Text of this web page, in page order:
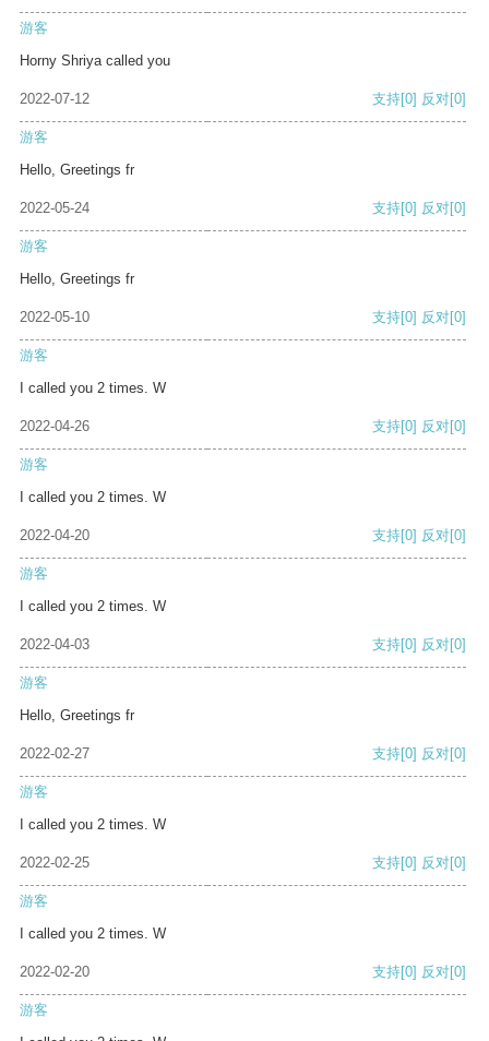
游客
Horny Shriya called you
2022-07-12 支持[0] 反对[0]
游客
Hello, Greetings fr
2022-05-24 支持[0] 反对[0]
游客
Hello, Greetings fr
2022-05-10 支持[0] 反对[0]
游客
I called you 2 times. W
2022-04-26 支持[0] 反对[0]
游客
I called you 2 times. W
2022-04-20 支持[0] 反对[0]
游客
I called you 2 times. W
2022-04-03 支持[0] 反对[0]
游客
Hello, Greetings fr
2022-02-27 支持[0] 反对[0]
游客
I called you 2 times. W
2022-02-25 支持[0] 反对[0]
游客
I called you 2 times. W
2022-02-20 支持[0] 反对[0]
游客